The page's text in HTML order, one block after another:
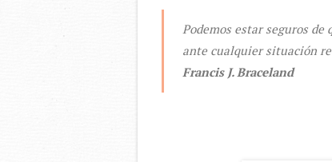
Podemos estar seguros
ante cualquier situación
Francis J. Braceland